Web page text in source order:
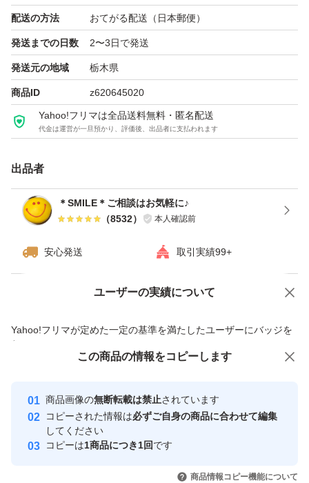
●ミルクチョコ 裸品 350g×2袋
●賞味期限、原材料等は画像2枚目をご覧ください。
※ゆうパケット（窓口手渡し）での発送です。厚さがギリ
ギリのため、緩衝材なし、宅配ビニール袋と封筒での安心
※他にも、アウトレットお菓子出品しております。
種類...チョコレート・チョコレート菓子
特徴...アウトレット
配送の方法 おてがる配送（日本郵便）
発送までの日数 2〜3日で発送
発送元の地域 栃木県
商品ID z620645020
Yahoo!フリマは全品送料無料・匿名配送
代金は運営が一旦預かり、評価後、出品者に支払われます
出品者
＊SMILE＊ご相談はお気軽に♪
（8532） 本人確認前
安心発送 取引実績99+
ユーザーの実績について
Yahoo!フリマが定めた一定の基準を満たしたユーザーにバッジを
付与しています
安心取引出品者
心・安全なユーザーです
取引実績
引を完了させた実績があります
価格の相談 商品への質問
この商品の情報をコピーします
商品画像の無断転載は禁止されています
コピーされた情報は必ずご自身の商品に合わせて編集
してください
コピーは1商品につき1回です
商品情報コピー機能について
この商品をみている人にオススメ